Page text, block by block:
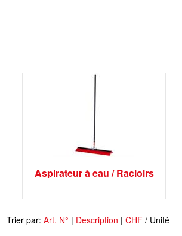
Aspirateur à eau / Racloirs
Trier par: Art. N° | Description | CHF / Unité